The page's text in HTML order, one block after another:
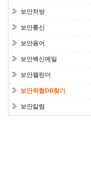
보안처방
보안통신
보안용어
보안백신메일
보안캘린더
보안위협DB찾기
보안칼럼